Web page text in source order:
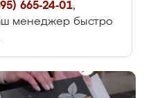
665-24-01,
менеджер быстро